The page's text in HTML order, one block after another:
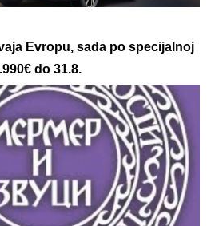
Evropu, sada po specijalnoj
do 31.8.